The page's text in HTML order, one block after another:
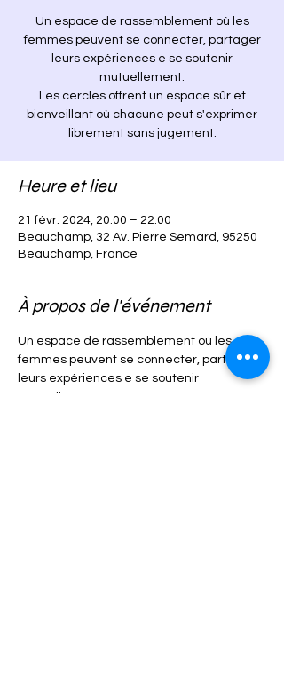
Un espace de rassemblement où les
femmes peuvent se connecter, partager
leurs expériences e se soutenir
mutuellement.
Les cercles offrent un espace sûr et
bienveillant où chacune peut s'exprimer
librement sans jugement.
Heure et lieu
21 févr. 2024, 20:00 – 22:00
Beauchamp, 32 Av. Pierre Semard, 95250
Beauchamp, France
À propos de l'événement
Un espace de rassemblement où les
femmes peuvent se connecter, partager
leurs expériences e se soutenir
mutuellement.